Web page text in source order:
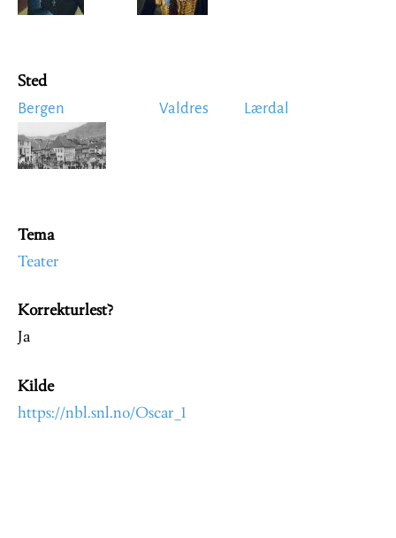
Sted
Bergen
Image
Valdres Lærdal
Tema
Teater
Korrekturlest?
Ja
Kilde
https://nbl.snl.no/Oscar_1